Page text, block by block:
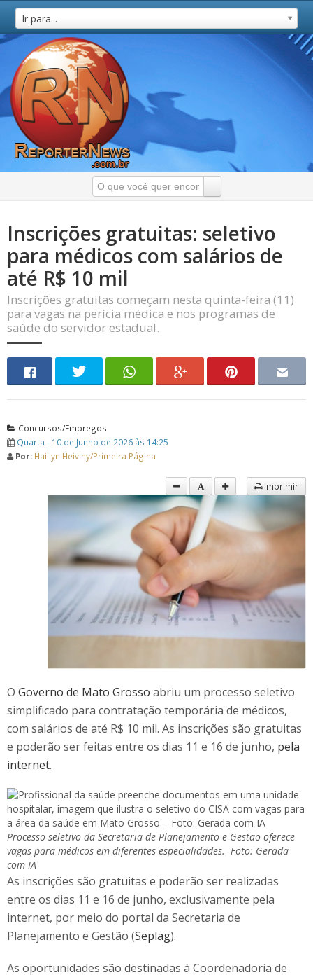
Ir para...
Inscrições gratuitas: seletivo
para médicos com salários de
até R$ 10 mil
Inscrições gratuitas começam nesta quinta-feira (11)
para vagas na perícia médica e nos programas de
saúde do servidor estadual.
Concursos/Empregos
Quarta - 10 de Junho de 2026 às 14:25
Por: Haillyn Heiviny/Primeira Página
Imprimir
O Governo de Mato Grosso abriu um processo seletivo
simplificado para contratação temporária de médicos,
com salários de até R$ 10 mil. As inscrições são gratuitas
e poderão ser feitas entre os dias 11 e 16 de junho, pela
internet.
Processo seletivo da Secretaria de Planejamento e Gestão oferece
vagas para médicos em diferentes especialidades.- Foto: Gerada
com IA
As inscrições são gratuitas e poderão ser realizadas
entre os dias 11 e 16 de junho, exclusivamente pela
internet, por meio do portal da Secretaria de
Planejamento e Gestão (Seplag).
As oportunidades são destinadas à Coordenadoria de